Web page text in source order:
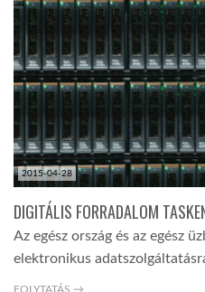
2015-04-28
DIGITÁLIS FORRADALOM
Az egész ország és az egész
elektronikus
FOLYTATÁS →